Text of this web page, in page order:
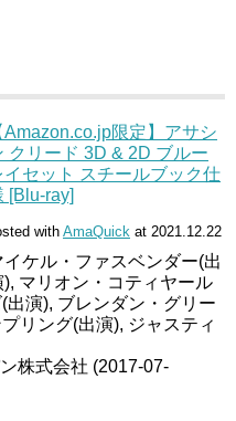
Amazon.co.jp限定】アサシ
クリード 3D & 2D ブルー
イセット スチールブック仕
[Blu-ray]
withAmaQuick at 2021.12.22
イケル・ファスベンダー(出
), マリオン・コティヤール
演), ブレンダン・グリー
リング(出演), ジャスティ
株式会社 (2017-07-